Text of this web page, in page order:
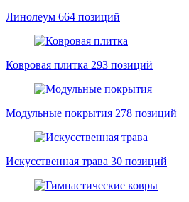
Линолеум 664 позиций
Ковровая плитка 293 позиций
Модульные покрытия 278 позиций
Искусственная трава 30 позиций